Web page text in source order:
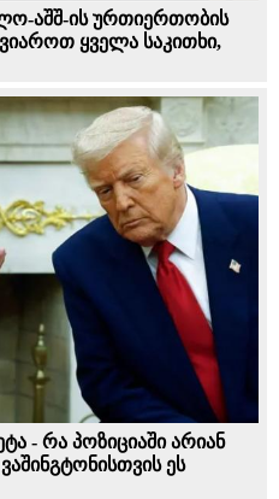
აშშ-ის ურთიერთობის
ყველა საკითხი,
- რა პოზიციაში არიან
ეს